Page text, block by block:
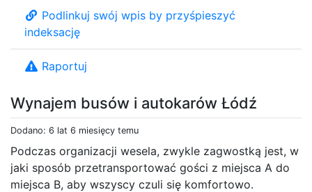
Wynajem busów i autokarów Łódź
Dodano: 6 lat 6 miesięcy temu
Podczas organizacji wesela, zwykle zagwostką jest, w
jaki sposób przetransportować gości z miejsca A do
miejsca B, aby wszyscy czuli się komfortowo.
Podlinkuj swój wpis by przyśpieszyć
indeksację
Raportuj